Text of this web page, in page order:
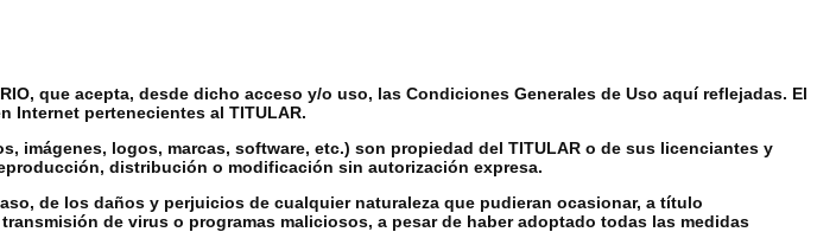
que acepta, desde dicho acceso y/o uso, las Condiciones Generales de Uso aquí reflejadas. El
Internet pertenecientes al TITULAR.
imágenes, logos, marcas, software, etc.) son propiedad del TITULAR o de sus licenciantes y
distribución o modificación sin autorización expresa.
de los daños y perjuicios de cualquier naturaleza que pudieran ocasionar, a título
de virus o programas maliciosos, a pesar de haber adoptado todas las medidas